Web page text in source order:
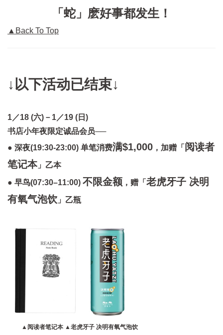
「蛇」麽好事都发生！
▲Back To Top
↓以下活动已结束↓
1／18 (六)－1／19 (日)
书店小年夜限定诚品会员──
● 深夜(19:30-23:00) 单笔消费满$1,000 ，加赠「 阅读者
笔记本」乙本
● 早鸟(07:30–11:00) 不限金额 ，赠「 老虎牙子 决明
有氧气泡饮 」乙瓶
▲ 阅读者笔记本 ▲老虎牙子 决明有氧气泡饮